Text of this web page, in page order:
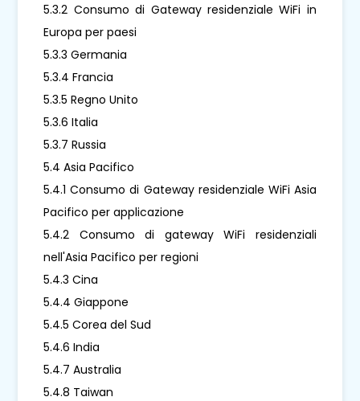
5.3.2 Consumo di Gateway residenziale WiFi in
Europa per paesi
5.3.3 Germania
5.3.4 Francia
5.3.5 Regno Unito
5.3.6 Italia
5.3.7 Russia
5.4 Asia Pacifico
5.4.1 Consumo di Gateway residenziale WiFi Asia
Pacifico per applicazione
5.4.2 Consumo di gateway WiFi residenziali
nell'Asia Pacifico per regioni
5.4.3 Cina
5.4.4 Giappone
5.4.5 Corea del Sud
5.4.6 India
5.4.7 Australia
5.4.8 Taiwan